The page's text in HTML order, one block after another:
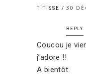
TITISSE 30
REPLY
Coucou je
j’adore !!
A bientôt